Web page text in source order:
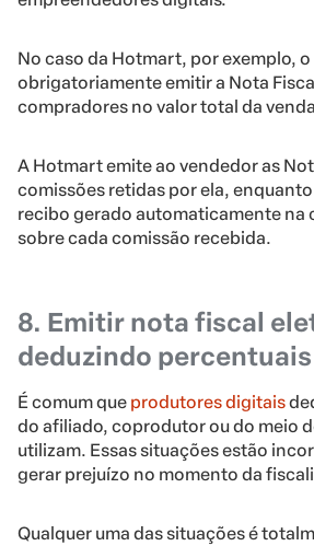
No caso da Hotmart, por exemplo,
obrigatoriamente emitir a Nota
compradores no valor total da
A Hotmart emite ao vendedor as
comissões retidas por ela,
recibo gerado automaticamente na
sobre cada comissão recebida.
8. Emitir nota fiscal
deduzindo percentuais
É comum que produtores digitais
do afiliado, coprodutor ou do meio
utilizam. Essas situações estão
gerar prejuízo no momento da
Qualquer uma das situações é